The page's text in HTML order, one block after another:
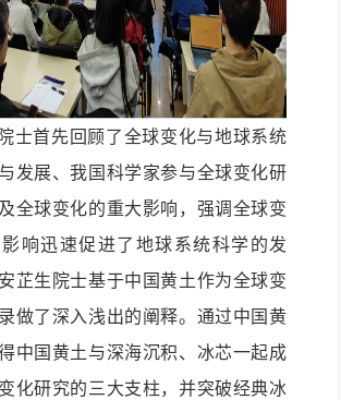
士首先回顾了全球变化与地球系统
发展、我国科学家参与全球变化研
全球变化的重大影响，强调全球变
响迅速促进了地球系统科学的发
芷生院士基于中国黄土作为全球变
做了深入浅出的阐释。通过中国黄
中国黄土与深海沉积、冰芯一起成
化研究的三大支柱，并突破经典冰